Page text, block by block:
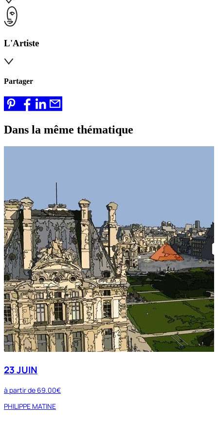
L'Artiste
Partager
Dans la même thématique
23 JUIN
à partir de 69.00€
PHILIPPE MATINE